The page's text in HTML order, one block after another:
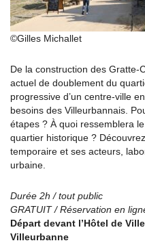
©Gilles Michallet
De la construction des Gratte-
actuel de doublement du
progressive d’un centre-ville
besoins des Villeurbannais.
étapes ? À quoi ressemblera
quartier historique ?
temporaire et ses acteurs,
urbaine.
Durée 2h / tout public
GRATUIT / Réservation en
Départ devant l’Hôtel de
Villeurbanne